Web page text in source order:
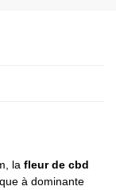
la fleur de cbd
à dominante